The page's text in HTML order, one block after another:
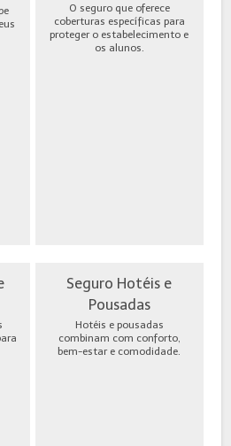
O seguro que oferece
coberturas específicas para
proteger o estabelecimento e
os alunos.
Seguro Hotéis e
Pousadas
Hotéis e pousadas
combinam com conforto,
bem-estar e comodidade.